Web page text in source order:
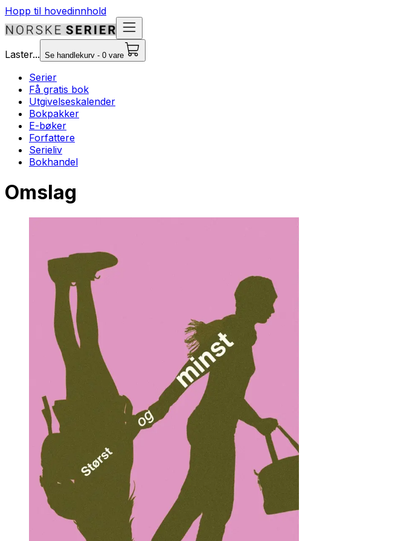
Hopp til hovedinnhold
Laster... Se handlekurv - 0 vare
Serier
Få gratis bok
Utgivelseskalender
Bokpakker
E-bøker
Forfattere
Serieliv
Bokhandel
Omslag